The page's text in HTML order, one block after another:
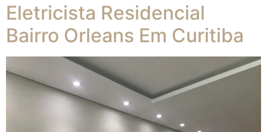
Eletricista Residencial
Bairro Orleans Em Curitiba